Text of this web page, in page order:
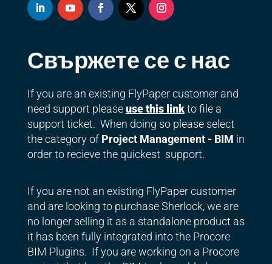
Свържете се с нас
If you are an existing FlyPaper customer and
need support pleaseuse this linkto file a
support ticket. When doing so please select
the category of Project Management - BIM in
order to recieve the quickest support.
If you are not an existing FlyPaper customer
and are looking to purchase Sherlock, we are
no longer selling it as a standalone product as
it has been fully integrated into the Procore
BIM Plugins. If you are working on a Procore